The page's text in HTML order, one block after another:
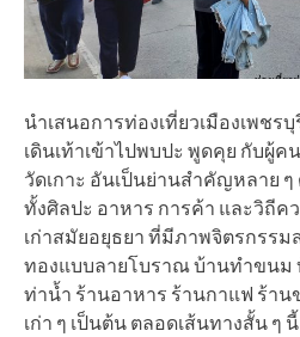
นำเสนอการท่องเที่ยวเมืองเพชร
เดินเท้าเข้าไปพบปะ พูดคุย กับผู้
วัดเกาะ อันเป็นย่านสำคัญหลาย
ทั้งศิลปะ อาหาร การค้า และวิถีค
เก่าสมัยอยุธยา ที่มีภาพจิตรกรรม
ทองแบบลายโบราณ บ้านทำขนม
ท่าน้ำ ร้านอาหาร ร้านกาแฟ ร้าน
เก่า ๆ เป็นต้น ตลอดเส้นทางสั้น ๆ